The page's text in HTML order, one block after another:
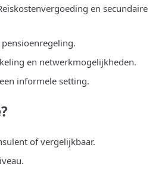
en secundaire
en netwerkmogelijkheden.
informele setting.
of vergelijkbaar.